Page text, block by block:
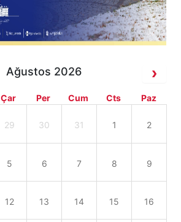
Ağustos 2026
Çar Per Cum Cts Paz
29 30 31 1 2
5 6 7 8 9
12 13 14 15 16